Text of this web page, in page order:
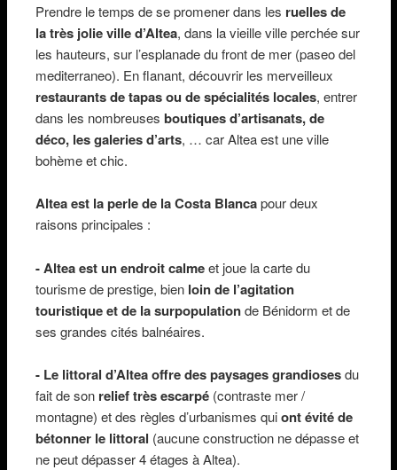
Prendre le temps de se promener dans les ruelles de
la très jolie ville d’Altea, dans la vieille ville perchée sur
les hauteurs, sur l’esplanade du front de mer (paseo del
mediterraneo). En flanant, découvrir les merveilleux
restaurants de tapas ou de spécialités locales, entrer
dans les nombreusesboutiques d’artisanats, de
déco, les galeries d’arts, … car Altea est une ville
bohème et chic.
Altea est la perle de la Costa Blancapour deux
raisons principales :
- Altea est un endroit calmeet joue la carte du
tourisme de prestige, bien loin de l’agitation
touristique et de la surpopulationde Bénidorm et de
ses grandes cités balnéaires.
- Le littoral d’Altea offre des paysages grandiosesdu
fait de son relief très escarpé (contraste mer /
montagne) et des règles d’urbanismes quiont évité de
bétonner le littoral (aucune construction ne dépasse et
ne peut dépasser 4 étages à Altea).